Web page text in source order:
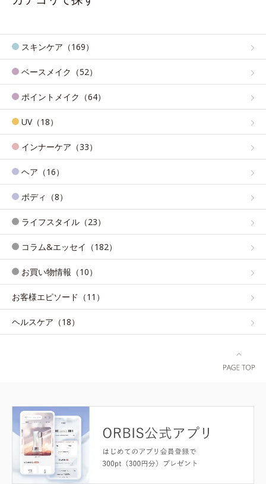
スキンケア（169）
ベースメイク（52）
ポイントメイク（64）
UV（18）
インナーケア（33）
ヘア（16）
ボディ（8）
ライフスタイル（23）
コラム&エッセイ（182）
お買い物情報（10）
お客様エピソード（11）
ヘルスケア（18）